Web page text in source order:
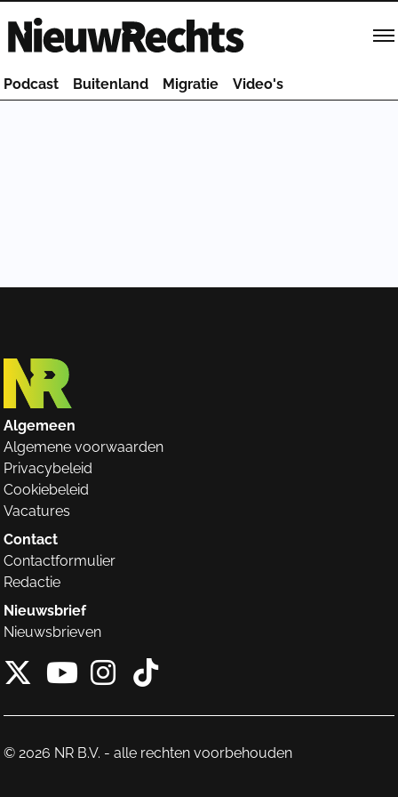
Homepage van NieuwRechts
Podcast Buitenland Migratie Video's
Algemeen
Algemene voorwaarden
Privacybeleid
Cookiebeleid
Vacatures
Contact
Contactformulier
Redactie
Nieuwsbrief
Nieuwsbrieven
X van NieuwRechts
Instagram van
Tiktok van
© 2026 NR B.V. - alle rechten voorbehouden